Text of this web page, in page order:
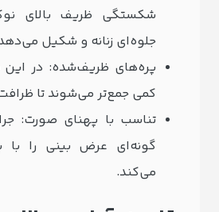
شکستگی ظریف بالای
جلوه‌ای زنانه و شکیل می‌دهد.
پره‌های ظریف‌شده: در این
کمی جمع‌تر می‌شوند تا
تناسب با پهنای صورت:
‌گونه‌ای عرض بینی را با
می‌کند.